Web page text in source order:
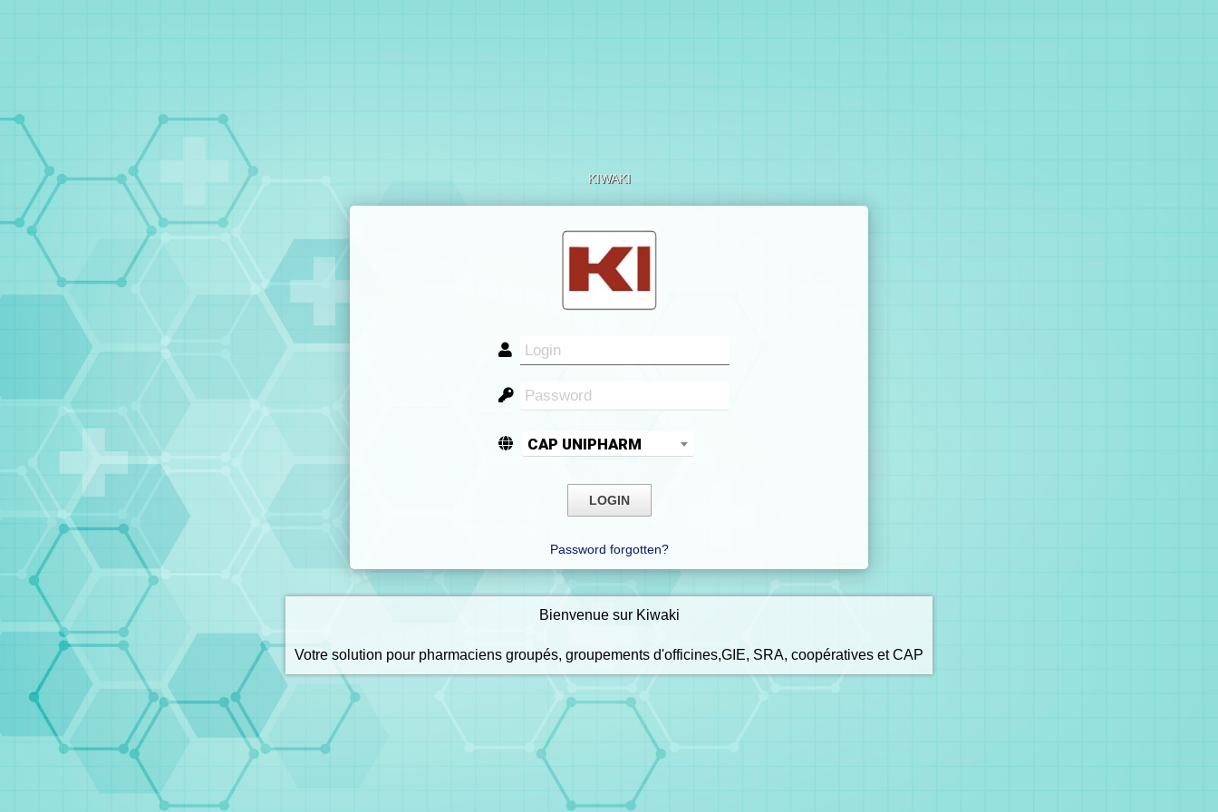
KIWAKI
CAP UNIPHARM
Password forgotten?
Bienvenue sur Kiwaki
Votre solution pour pharmaciens groupés, groupements d'officines,GIE, SRA, coopératives et CAP